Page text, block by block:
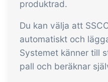
produktrad.
Du kan välja att
automatiskt och
Systemet känner till
pall och beräknar